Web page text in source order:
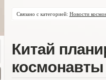
Связано с категорией: Новости
Китай
космонавты